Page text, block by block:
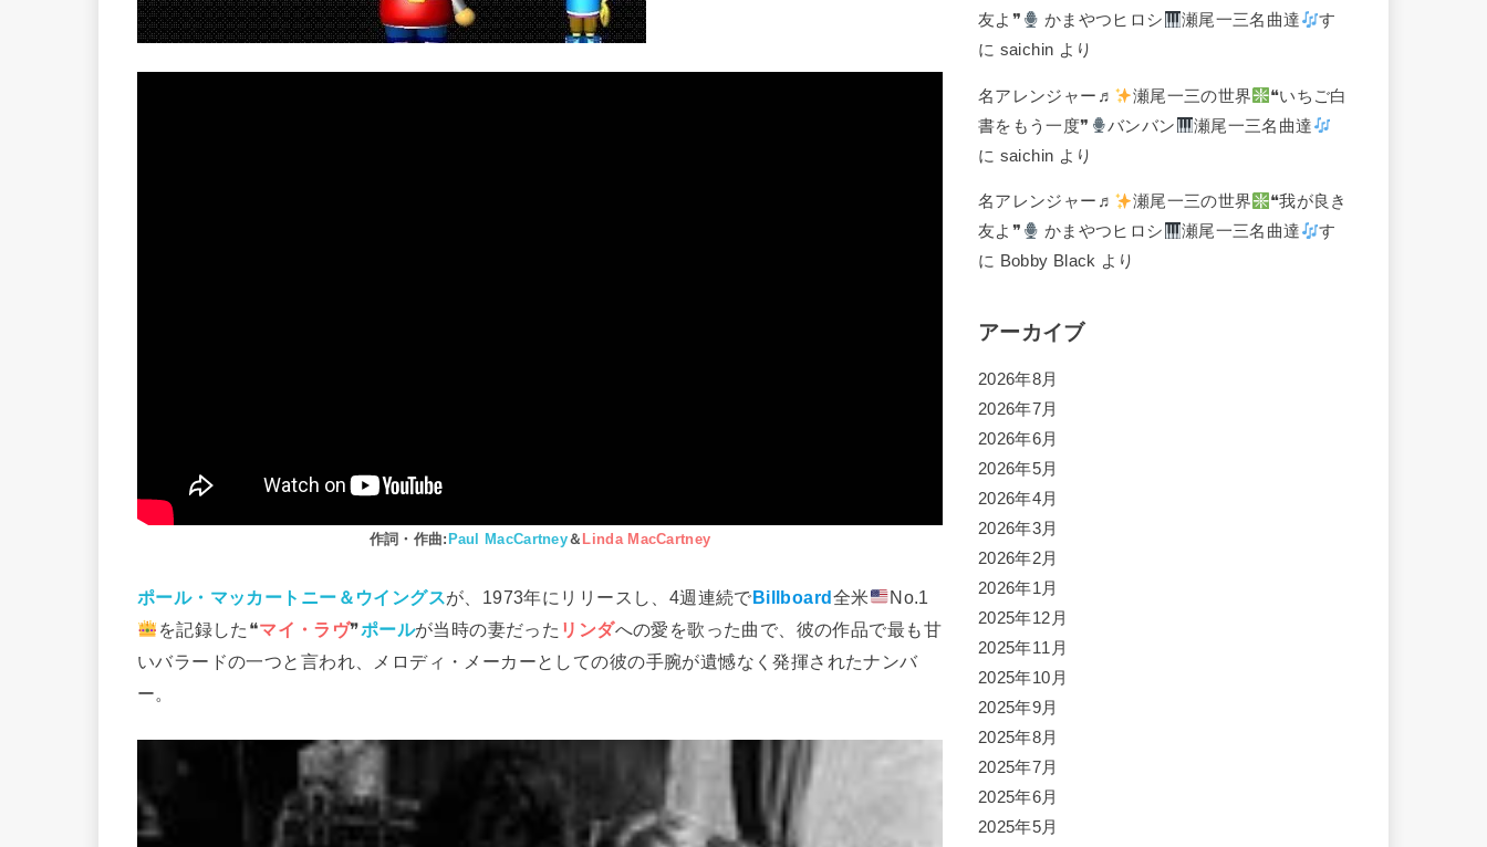
作詞・作曲: Paul MacCartney＆ Linda MacCartney
ポール・マッカートニー＆ウイングスが、1973年にリリースし、4週連続でBillboard全米
No.1
を記録した❝マイ・ラヴ❞ポールが当時の妻だった リンダへの愛を歌った曲で、彼の作品で最も甘
いバラードの一つと言われ、メロディ・メーカーとしての彼の手腕が遺憾なく発揮されたナンバ
ー。
友よ❞ かまやつヒロシ 瀬尾一三名曲達
す
に saichin より
名アレンジャー♬ 瀬尾一三の世界
❝いちご白
書をもう一度❞
バンバン
瀬尾一三名曲達
に saichin より
名アレンジャー♬ 瀬尾一三の世界
❝我が良き
友よ❞
かまやつヒロシ 瀬尾一三名曲達
す
に Bobby Black より
アーカイブ
2026年8月
2026年7月
2026年6月
2026年5月
2026年4月
2026年3月
2026年2月
2026年1月
2025年12月
2025年11月
2025年10月
2025年9月
2025年8月
2025年7月
2025年6月
2025年5月